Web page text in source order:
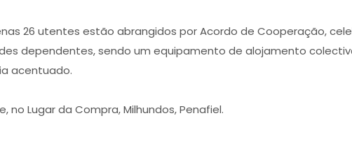
26 utentes estão abrangidos por Acordo de Cooperação,
dependentes, sendo um equipamento de alojamento
acentuado.
Lugar da Compra, Milhundos, Penafiel.